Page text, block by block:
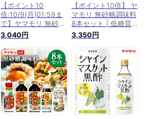
【ポイント10
倍:10/9(月)01:59ま
で】ヤマモリ 無砂糖
調味料 6本 ギフトセ
ット | 低糖質 鍋 鍋つ
ゆ すき焼 ロカボ 糖
質制限 糖質オフ ぽ
ん酢 めんつゆ 麺つ
ゆ つゆ 酢 カンタン
酢 お酢 調味料 詰め
合わせ あす楽 ギフ
ト 送料無料 Po10
3,040円
【ポイント10倍】 ヤ
マモリ 無砂糖調味料
8本セット | 低糖質
すき焼 ロカボ 糖質
制限 糖質オフ 糖質
オフ調味料 無砂糖
ダイエット ぽん酢
めんつゆ 焼肉のたれ
つゆの素 酢 カンタ
ン酢 お酢 合わせ酢
ギフト 調味料 糖質
控えめ あす楽 父の
日 今回の目玉
3,350円